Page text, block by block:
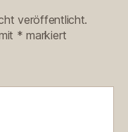
veröffentlicht.
* markiert